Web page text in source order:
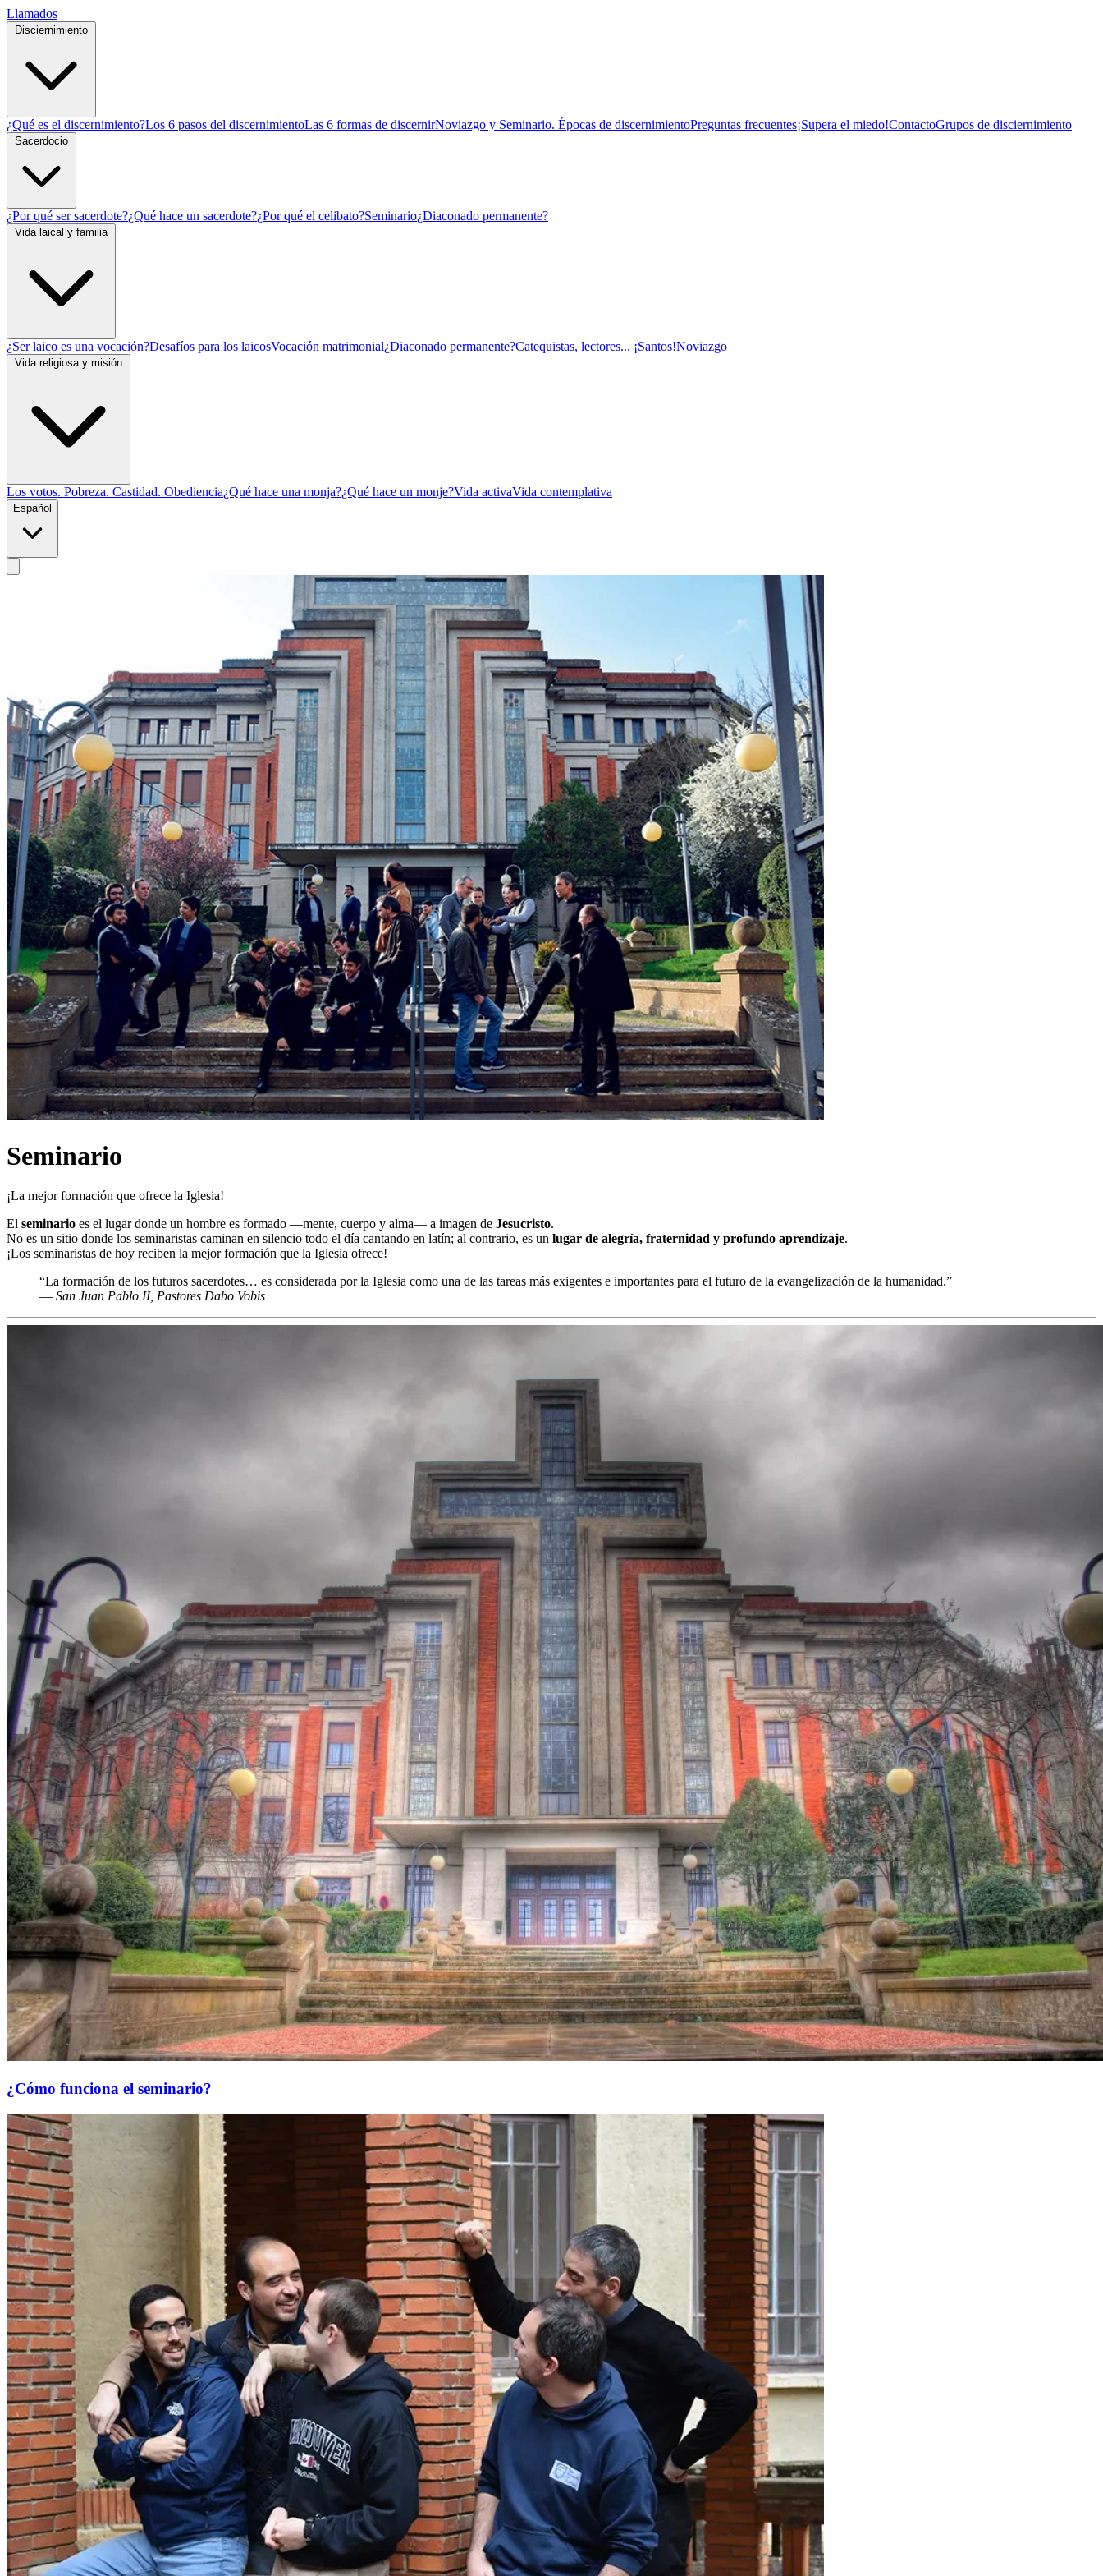
Llamados
¿Qué es el discernimiento?Los 6 pasos del discernimientoLas 6 formas de discernirNoviazgo y Seminario. Épocas de discernimientoPreguntas frecuentes¡Supera el miedo!ContactoGrupos de disciernimiento
¿Por qué ser sacerdote?¿Qué hace un sacerdote?¿Por qué el celibato?Seminario¿Diaconado permanente?
Vida laical y familia
¿Ser laico es una vocación?Desafíos para los laicosVocación matrimonial¿Diaconado permanente?Catequistas, lectores... ¡Santos!Noviazgo
Los votos. Pobreza. Castidad. Obediencia¿Qué hace una monja?¿Qué hace un monje?Vida activaVida contemplativa
Español
Seminario
¡La mejor formación que ofrece la Iglesia!
El seminario es el lugar donde un hombre es formado —mente, cuerpo y alma— a imagen de Jesucristo.
No es un sitio donde los seminaristas caminan en silencio todo el día cantando en latín; al contrario, es un lugar de alegría, fraternidad y profundo aprendizaje.
¡Los seminaristas de hoy reciben la mejor formación que la Iglesia ofrece!
“La formación de los futuros sacerdotes… es considerada por la Iglesia como una de las tareas más exigentes e importantes para el futuro de la evangelización de la humanidad.”
— San Juan Pablo II, Pastores Dabo Vobis
¿Cómo funciona el seminario?